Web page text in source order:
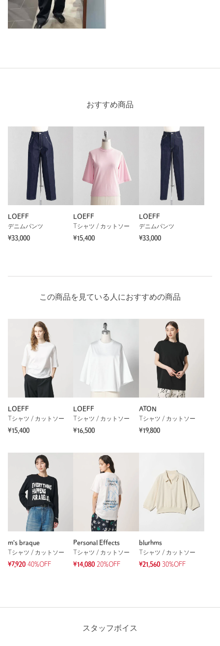
おすすめ商品
LOEFF
デニムパンツ
¥33,000
LOEFF
Tシャツ / カットソー
¥15,400
LOEFF
デニムパンツ
¥33,000
この商品を見ている人におすすめの商品
LOEFF
Tシャツ / カットソー
¥15,400
LOEFF
Tシャツ / カットソー
¥16,500
ATON
Tシャツ / カットソー
¥19,800
m's braque
Tシャツ / カットソー
¥7,920 40%OFF
Personal Effects
Tシャツ / カットソー
¥14,080 20%OFF
blurhms
Tシャツ / カットソー
¥21,560 30%OFF
スタッフボイス